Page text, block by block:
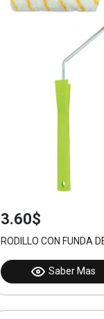
3.60$
RODILLO CON FUNDA
Saber Mas